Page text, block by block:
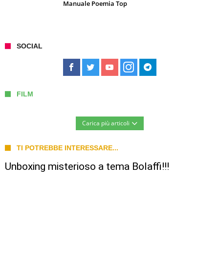
Manuale Poemia Top
SOCIAL
FILM
Carica più articoli
TI POTREBBE INTERESSARE...
Unboxing misterioso a tema Bolaffi!!!